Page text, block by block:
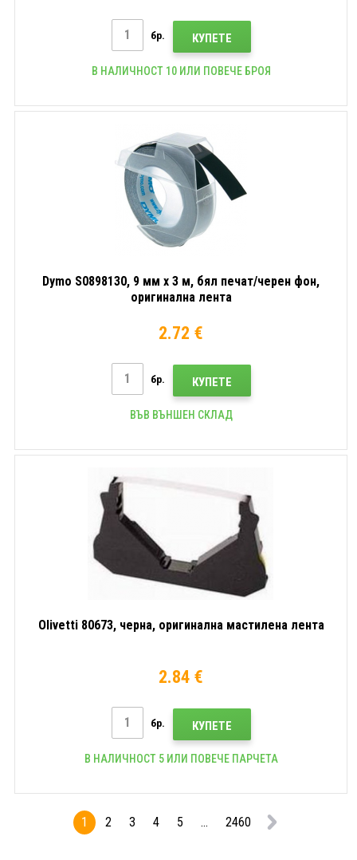
бр. КУПЕТЕ
В НАЛИЧНОСТ 10 ИЛИ ПОВЕЧЕ БРОЯ
Dymo S0898130, 9 мм x 3 м, бял печат/черен фон,
оригинална лента
2.72 €
бр. КУПЕТЕ
ВЪВ ВЪНШЕН СКЛАД
Olivetti 80673, черна, оригинална мастилена лента
2.84 €
бр. КУПЕТЕ
В НАЛИЧНОСТ 5 ИЛИ ПОВЕЧЕ ПАРЧЕТА
1 2 3 4 5 ... 2460